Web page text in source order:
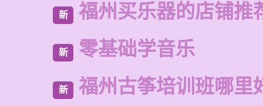
新 福州买乐器的店铺推
新 零基础学音乐
新 福州古筝培训班哪里